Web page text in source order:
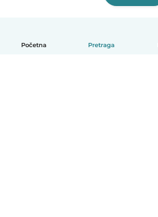
Početna Pretraga